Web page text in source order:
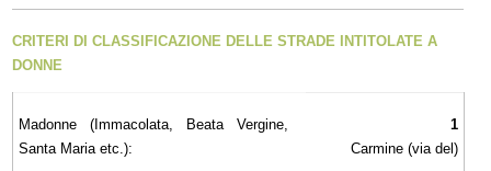
CRITERI DI CLASSIFICAZIONE DELLE STRADE INTITOLATE A
DONNE
Madonne (Immacolata, Beata Vergine,
Santa Maria etc.):
1
Carmine (via del)